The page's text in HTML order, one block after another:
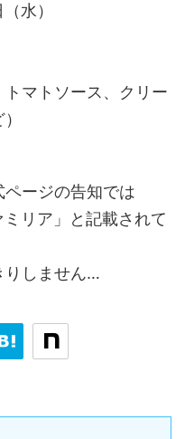
水）
マトソース、クリー
ージの告知では
ミリア」と記載されて
りしません…